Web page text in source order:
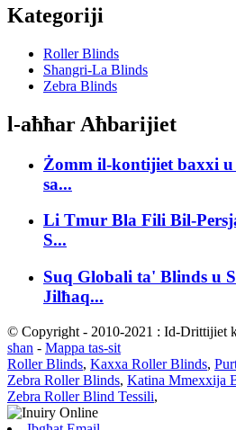
Kategoriji
Roller Blinds
Shangri-La Blinds
Zebra Blinds
l-aħħar Aħbarijiet
Żomm il-kontijiet baxxi
sa...
Li Tmur Bla Fili Bil-
S...
Suq Globali ta' Blinds u
Jilħaq...
© Copyright - 2010-2021 : Id-Drittijiet
sħan - Mappa tas-sit
Roller Blinds, Kaxxa Roller Blinds,
Zebra Roller Blinds, Katina Mmexxija
Zebra Roller Blind Tessili,